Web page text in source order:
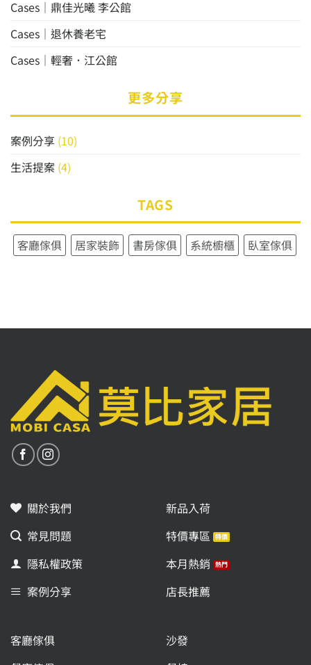
Cases│鼎佳光曦 李公館
Cases│退休養老宅
Cases│輕奢．江公館
更多分享
案例分享 (10)
生活提案 (4)
TAGS
客廳傢俱 居家裝飾 書房傢俱 系統櫥櫃 臥室傢俱
關於我們
常見問題
隱私權政策
案例分享
新品入荷
特價專區
本月熱銷
店長推薦
客廳傢俱
沙發